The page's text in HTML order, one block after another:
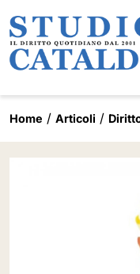
Home Articoli